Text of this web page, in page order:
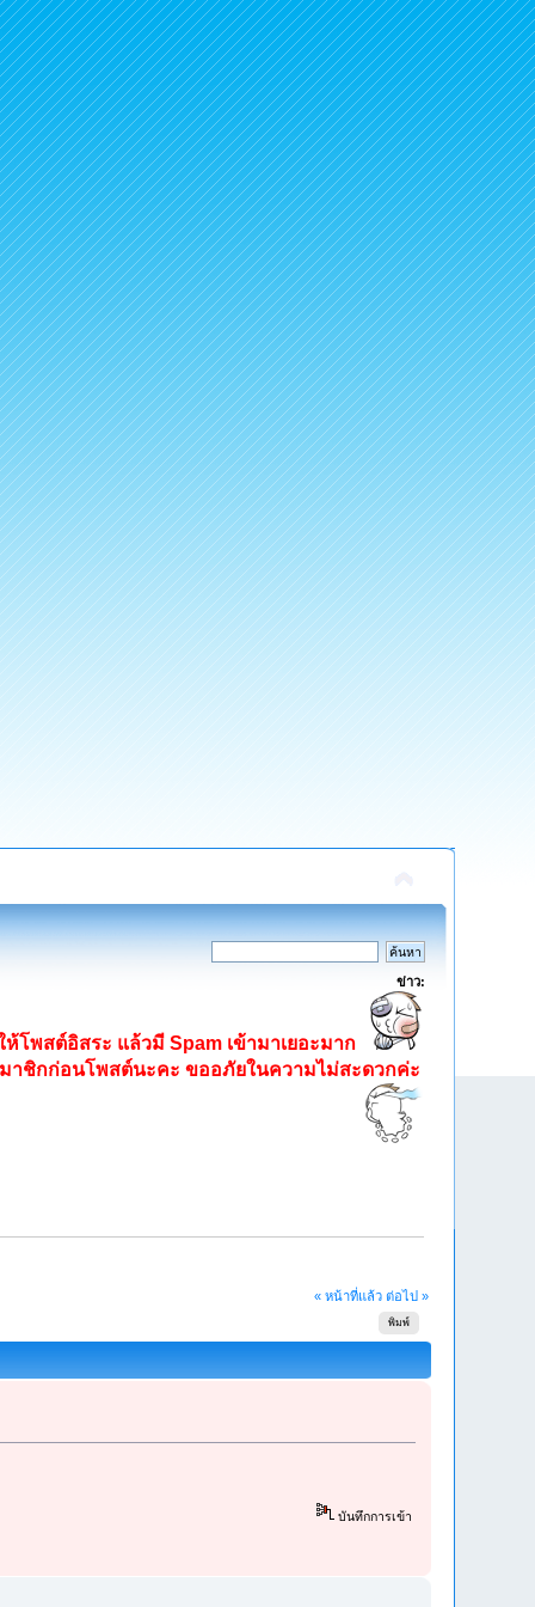
ข่าว:
ห้โพสต์อิสระ แล้วมี Spam เข้ามาเยอะมาก
าชิกก่อนโพสต์นะคะ ขออภัยในความไม่สะดวกค่ะ
« หน้าที่แล้ว ต่อไป »
พิมพ์
บันทึกการเข้า